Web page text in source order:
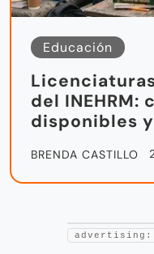
Educación
del INEHRM:
disponibles
BRENDA CASTILLO
advertising: